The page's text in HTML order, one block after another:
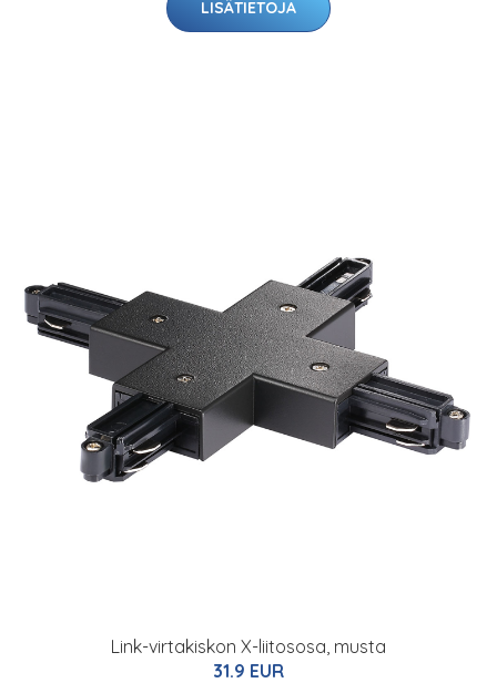
LISÄTIETOJA
Link-virtakiskon X-liitososa, musta
31.9 EUR